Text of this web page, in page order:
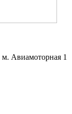
м. Авиамоторная 1